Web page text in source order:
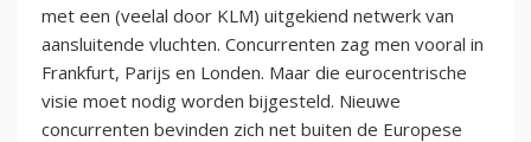
met een (veelal door KLM) uitgekiend netwerk van
aansluitende vluchten. Concurrenten zag men vooral in
Frankfurt, Parijs en Londen. Maar die eurocentrische
visie moet nodig worden bijgesteld. Nieuwe
concurrenten bevinden zich net buiten de Europese